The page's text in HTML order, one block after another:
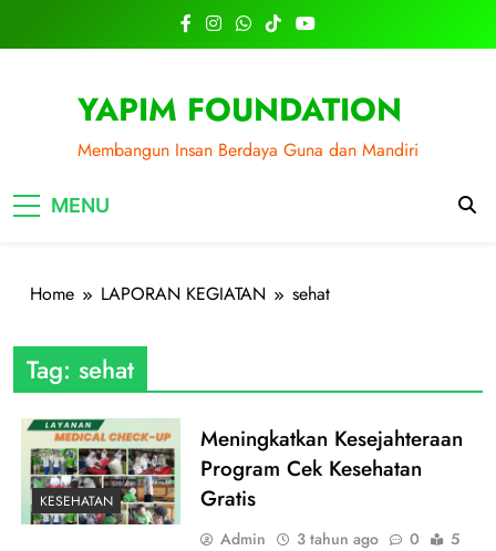
YAPIM FOUNDATION
Membangun Insan Berdaya Guna dan Mandiri
MENU
Home LAPORAN KEGIATAN sehat
Tag: sehat
KESEHATAN
Meningkatkan Kesejahteraan
Program Cek Kesehatan
Gratis
Admin 3 tahun ago 0
5